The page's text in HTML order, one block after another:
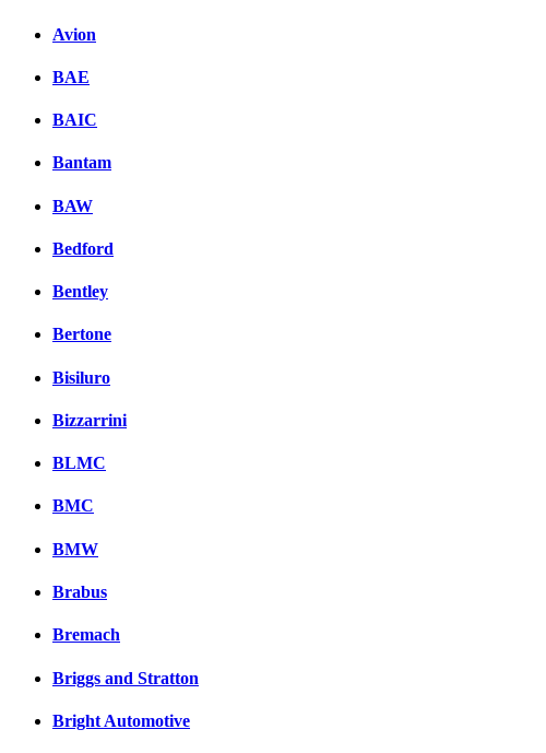
Avion
BAE
BAIC
Bantam
BAW
Bedford
Bentley
Bertone
Bisiluro
Bizzarrini
BLMC
BMC
BMW
Brabus
Bremach
Briggs and Stratton
Bright Automotive